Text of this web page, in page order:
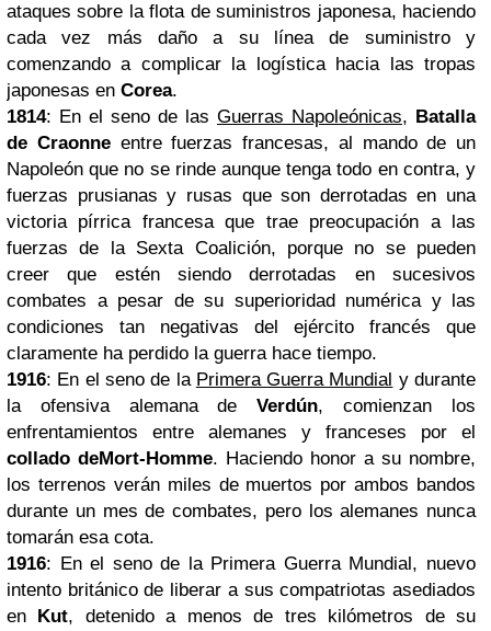
ataques sobre la flota de suministros japonesa, haciendo
cada vez más daño a su línea de suministro y
comenzando a complicar la logística hacia las tropas
japonesas en Corea.
1814: En el seno de las Guerras Napoleónicas, Batalla
de Craonneentre fuerzas francesas, al mando de un
Napoleón que no se rinde aunque tenga todo en contra, y
fuerzas prusianas y rusas que son derrotadas en una
victoria pírrica francesa que trae preocupación a las
fuerzas de la Sexta Coalición, porque no se pueden
creer que estén siendo derrotadas en sucesivos
combates a pesar de su superioridad numérica y las
condiciones tan negativas del ejército francés que
claramente ha perdido la guerra hace tiempo.
1916: En el seno de la Primera Guerra Mundial y durante
la ofensiva alemana deVerdún, comienzan los
enfrentamientos entre alemanes y franceses por el
collado deMort-Homme. Haciendo honor a su nombre,
los terrenos verán miles de muertos por ambos bandos
durante un mes de combates, pero los alemanes nunca
tomarán esa cota.
1916: En el seno de la Primera Guerra Mundial, nuevo
intento británico de liberar a sus compatriotas asediados
en Kut, detenido a menos de tres kilómetros de su